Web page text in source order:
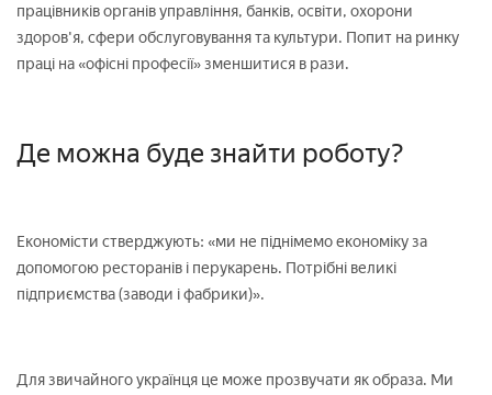
працівників органів управління, банків, освіти, охорони
здоров'я, сфери обслуговування та культури. Попит на ринку
праці на «офісні професії» зменшитися в рази.
Де можна буде знайти роботу?
Економісти стверджують: «ми не піднімемо економіку за
допомогою ресторанів і перукарень. Потрібні великі
підприємства (заводи і фабрики)».
Для звичайного українця це може прозвучати як образа. Ми